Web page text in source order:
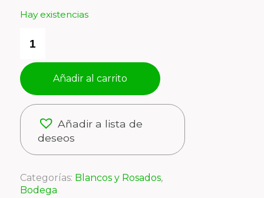
Hay existencias
Añadir al carrito
Añadir a lista de
deseos
Categorías: Blancos y Rosados,
Bodega